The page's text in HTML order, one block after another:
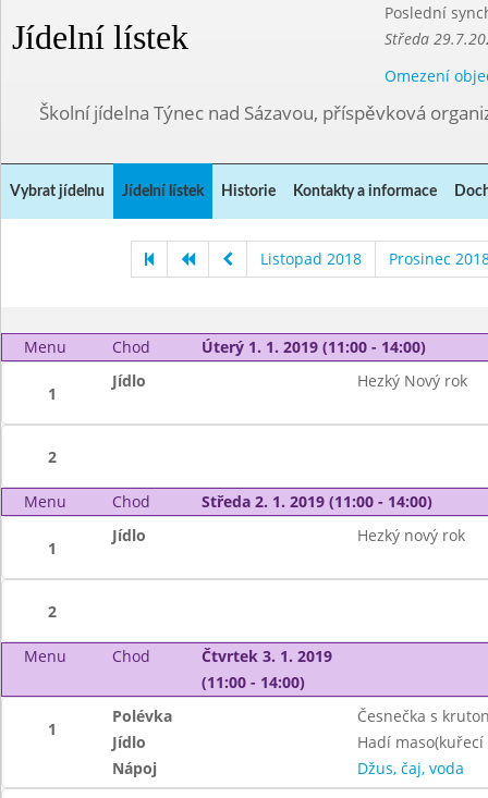
Jídelní lístek
Poslední
Středa
Omezení
Školní jídelna Týnec nad Sázavou, příspěvková
Vybrat jídelnu Jídelní lístek Historie Kontakty a informace
Listopad 2018 Prosinec
Menu Chod Úterý 1. 1. 2019 (11:00 - 14:00)
1
Jídlo Hezký Nový rok
2
Menu Chod Středa 2. 1. 2019 (11:00 - 14:00)
1
Jídlo Hezký nový rok
2
Menu Chod
Čtvrtek 3. 1. 2019
(11:00 - 14:00)
1
Polévka
Česnečka s
Jídlo
Hadí
Nápoj
Džus, čaj, voda